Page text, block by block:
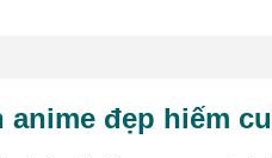
anime đẹp hiếm